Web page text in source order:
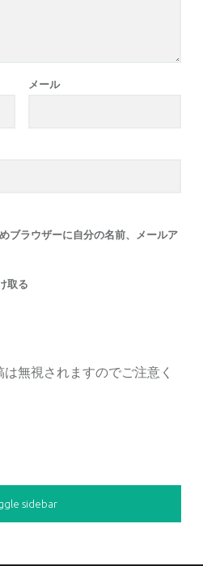
メール
ブラウザーに自分の名前、メールア
取る
無視されますのでご注意く
sidebar